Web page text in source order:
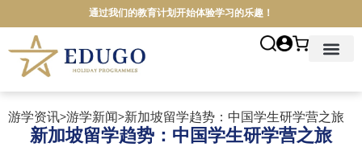
通过我们的教育计划开始体验学习的乐趣！
游学资讯>游学新闻>新加坡留学趋势：中国学生研学营之旅
新加坡留学趋势：中国学生研学营之旅